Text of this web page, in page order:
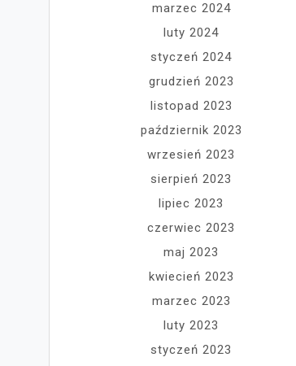
marzec 2024
luty 2024
styczeń 2024
grudzień 2023
listopad 2023
październik 2023
wrzesień 2023
sierpień 2023
lipiec 2023
czerwiec 2023
maj 2023
kwiecień 2023
marzec 2023
luty 2023
styczeń 2023